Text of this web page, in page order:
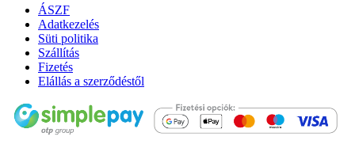
ÁSZF
Adatkezelés
Süti politika
Szállítás
Fizetés
Elállás a szerződéstől